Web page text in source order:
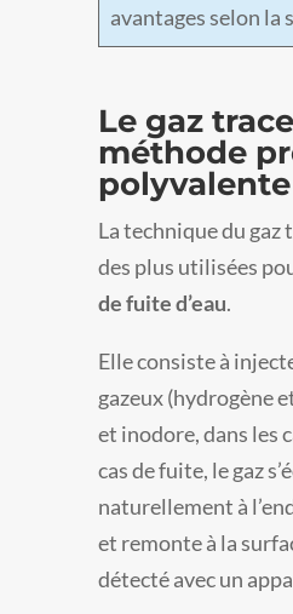
avantages selon la
Le gaz
méthode
polyvalente
La technique du gaz
des plus utilisées
de fuite d’eau.
Elle consiste à
gazeux (hydrogène
et inodore, dans les
cas de fuite, le gaz
naturellement à
et remonte à la
détecté avec un